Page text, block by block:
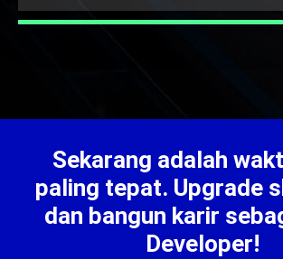
Sekarang adalah
paling tepat. Upgrade
dan bangun karir
Developer!